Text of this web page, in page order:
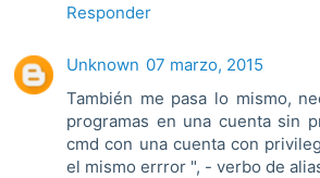
Responder
Unknown 07 marzo, 2015
También me pasa lo mismo,
programas en una cuenta sin
cmd con una cuenta con
el mismo errror ", - verbo de